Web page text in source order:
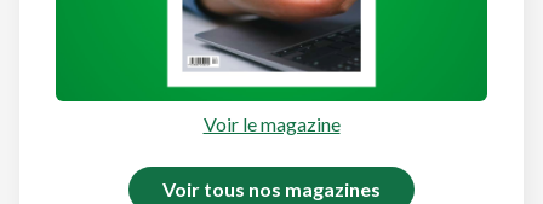
Voir le magazine
Voir tous nos magazines